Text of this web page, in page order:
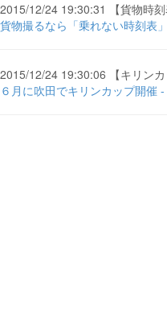
2015/12/24 19:30:31 【貨物時刻
貨物撮るなら「乗れない時刻表
2015/12/24 19:30:06 【キリンカ
６月に吹田でキリンカップ開催